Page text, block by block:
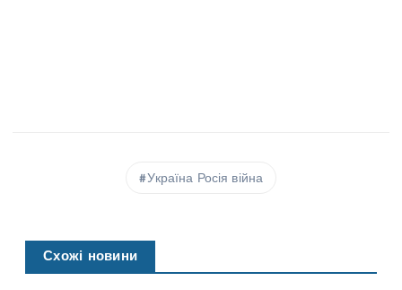
Україна Росія війна
Схожі новини